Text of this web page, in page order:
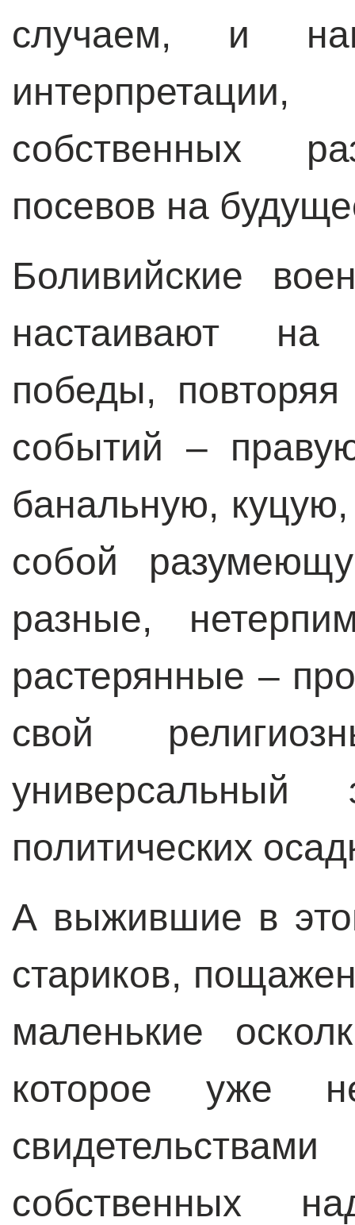
случаем, и
собственных
посевов на
Боливийские
настаивают на
победы,
событий –
банальную,
собой
разные,
растерянные –
свой
политических
А выжившие в
стариков,
маленькие
которое уже
собственных